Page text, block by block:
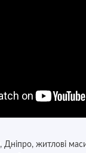
, Дніпро, житлові